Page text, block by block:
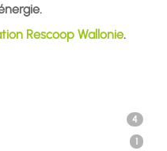
Rescoop Wallonie.
4
1